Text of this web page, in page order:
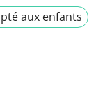
aux enfants